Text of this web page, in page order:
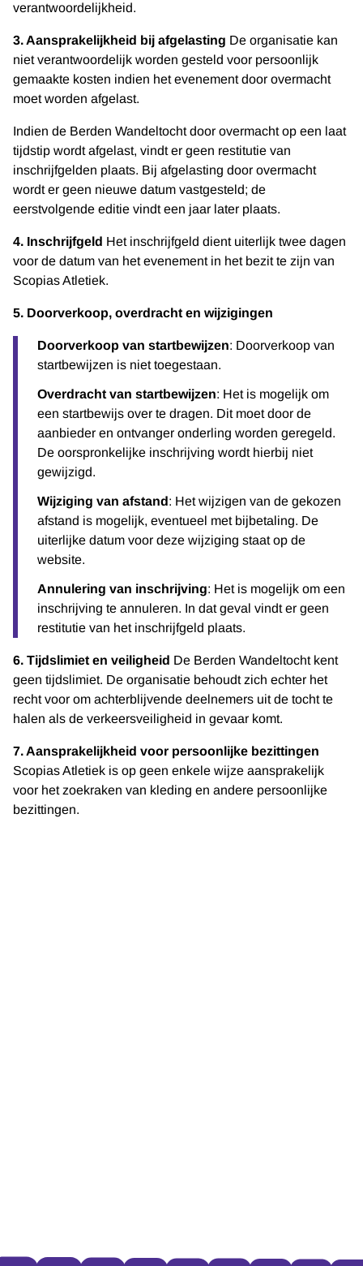
verantwoordelijkheid.
3. Aansprakelijkheid bij afgelasting De organisatie kan
niet verantwoordelijk worden gesteld voor persoonlijk
gemaakte kosten indien het evenement door overmacht
moet worden afgelast.
Indien de Berden Wandeltocht door overmacht op een laat
tijdstip wordt afgelast, vindt er geen restitutie van
inschrijfgelden plaats. Bij afgelasting door overmacht
wordt er geen nieuwe datum vastgesteld; de
eerstvolgende editie vindt een jaar later plaats.
4. Inschrijfgeld Het inschrijfgeld dient uiterlijk twee dagen
voor de datum van het evenement in het bezit te zijn van
Scopias Atletiek.
5. Doorverkoop, overdracht en wijzigingen
Doorverkoop van startbewijzen: Doorverkoop van
startbewijzen is niet toegestaan.
Overdracht van startbewijzen: Het is mogelijk om
een startbewijs over te dragen. Dit moet door de
aanbieder en ontvanger onderling worden geregeld.
De oorspronkelijke inschrijving wordt hierbij niet
gewijzigd.
Wijziging van afstand: Het wijzigen van de gekozen
afstand is mogelijk, eventueel met bijbetaling. De
uiterlijke datum voor deze wijziging staat op de
website.
Annulering van inschrijving: Het is mogelijk om een
inschrijving te annuleren. In dat geval vindt er geen
restitutie van het inschrijfgeld plaats.
6. Tijdslimiet en veiligheid De Berden Wandeltocht kent
geen tijdslimiet. De organisatie behoudt zich echter het
recht voor om achterblijvende deelnemers uit de tocht te
halen als de verkeersveiligheid in gevaar komt.
7. Aansprakelijkheid voor persoonlijke bezittingen
Scopias Atletiek is op geen enkele wijze aansprakelijk
voor het zoekraken van kleding en andere persoonlijke
bezittingen.